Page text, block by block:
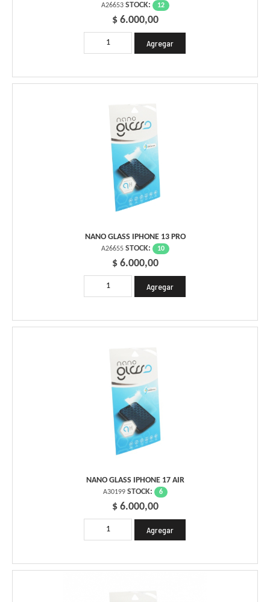
A26653 STOCK: 12
$ 6.000,00
NANO GLASS IPHONE 13 PRO
A26655 STOCK: 10
$ 6.000,00
NANO GLASS IPHONE 17 AIR
A30199 STOCK: 6
$ 6.000,00